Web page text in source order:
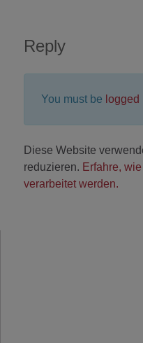
Reply
You must be logged
Diese Website
reduzieren. Erfahre,
verarbeitet werden.